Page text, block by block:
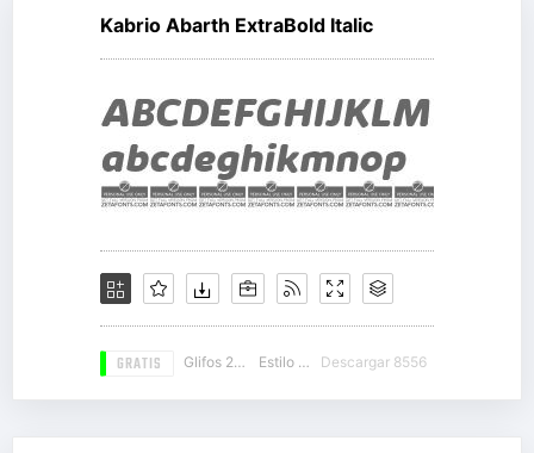
Kabrio Abarth ExtraBold Italic
GRATIS Glifos 262 Estilo 19 Descargar 8556